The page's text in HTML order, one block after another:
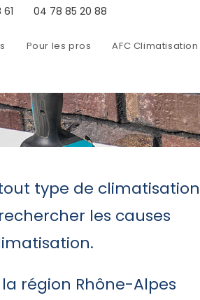
04 78 85 20 88
Pour les pros AFC Climatisation
type de
les causes
région Rhône-Alpes